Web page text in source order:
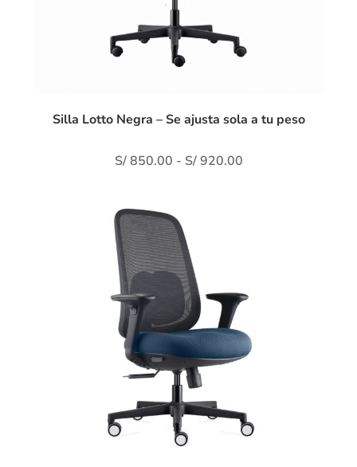
Silla Lotto Negra – Se ajusta sola a tu peso
S/850.00 - S/920.00